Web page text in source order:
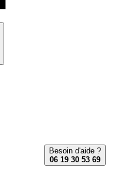
Besoin d'aide ?
06 19 30 53 69